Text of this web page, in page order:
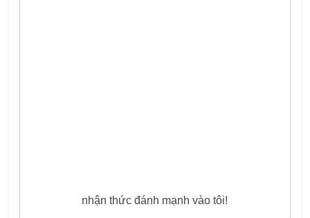
nhận thức đánh mạnh vào tôi!